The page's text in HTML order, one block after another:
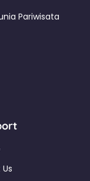
Pariwisata